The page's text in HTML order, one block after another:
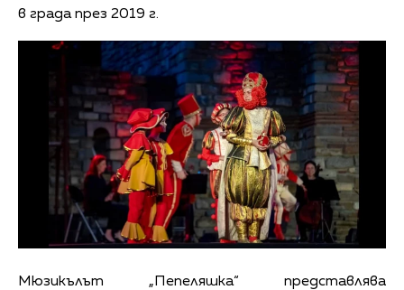
в града през 2019 г.
Мюзикълът „Пепеляшка“ представлява